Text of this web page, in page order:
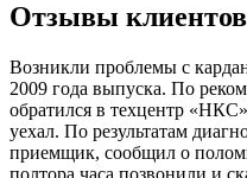
Отзывы клиентов
Возникли проблемы с
2009 года выпуска. По
обратился в техцентр
уехал. По результатам
приемщик, сообщил о